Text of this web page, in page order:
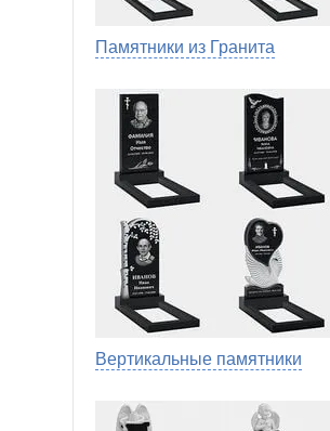
Памятники из Гранита
Вертикальные памятники